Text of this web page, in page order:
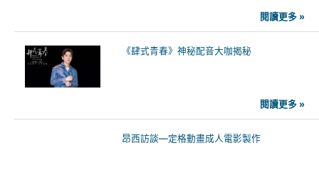
閱讀更多 »
《肆式青春》神秘配音大咖揭秘
閱讀更多 »
昂西訪談—定格動畫成人電影製作